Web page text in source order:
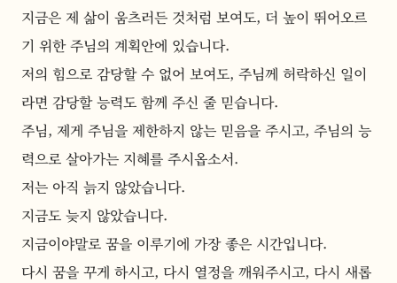
지금은 제 삶이 움츠러든 것처럼 보여도, 더 높이 뛰어오르
기 위한 주님의 계획안에 있습니다.
저의 힘으로 감당할 수 없어 보여도, 주님께 허락하신 일이
라면 감당할 능력도 함께 주신 줄 믿습니다.
주님, 제게 주님을 제한하지 않는 믿음을 주시고, 주님의 능
력으로 살아가는 지혜를 주시옵소서.
저는 아직 늙지 않았습니다.
지금도 늦지 않았습니다.
지금이야말로 꿈을 이루기에 가장 좋은 시간입니다.
다시 꿈을 꾸게 하시고, 다시 열정을 깨워주시고, 다시 새롭